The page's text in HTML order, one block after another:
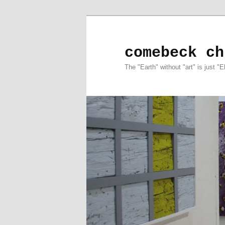
comebeck
The "Earth" without "art" is just